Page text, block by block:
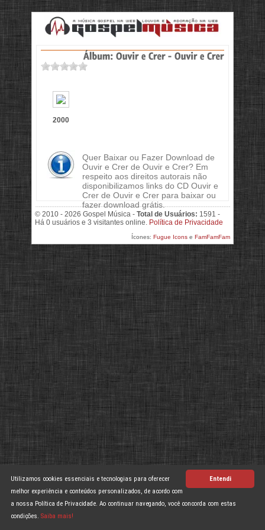
2000
Quer Baixar ou Fazer Download de
Ouvir e Crer de Ouvir e Crer? Em
respeito aos direitos autorais não
disponibilizamos links do CD Ouvir e
Crer de Ouvir e Crer para baixar ou
fazer download grátis.
© 2010 - 2026 Gospel Música - Total de Usuários: 1591 -
Há 0 usuários e 3 visitantes online. Política de Privacidade
Ícones: Fugue Icons e FamFamFam
Entendi
Utilizamos cookies essenciais e tecnologias para oferecer
melhor experiência e conteúdos personalizados, de acordo com
a nossa Política de Privacidade. Ao continuar navegando, você concorda com estas
condições. Saiba mais!